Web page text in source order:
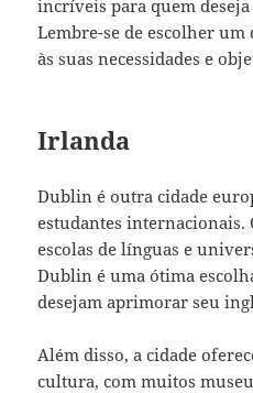
incríveis para quem
Lembre-se de escolher
às suas necessidades e
Irlanda
Dublin é outra cidade
estudantes internacionais.
escolas de línguas e
Dublin é uma ótima
desejam aprimorar seu
Além disso, a cidade
cultura, com muitos